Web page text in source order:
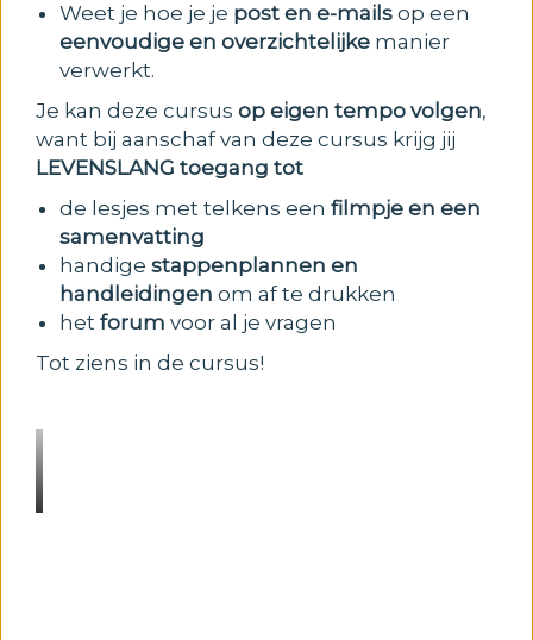
Weet je hoe je je post en e-mails op een
eenvoudige en overzichtelijke manier
verwerkt.
Je kan deze cursus op eigen tempo volgen,
want bij aanschaf van deze cursus krijg jij
LEVENSLANG toegang tot
de lesjes met telkens een filmpje en een
samenvatting
handige stappenplannen en
handleidingen om af te drukken
het forum voor al je vragen
Tot ziens in de cursus!